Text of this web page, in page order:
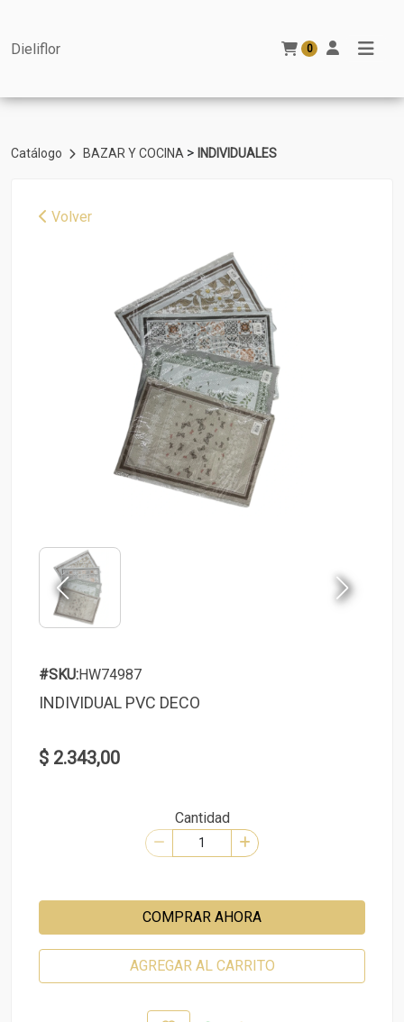
Dieliflor 0
Catálogo BAZAR Y COCINA > INDIVIDUALES
Volver
#SKU:HW74987
INDIVIDUAL PVC DECO
$ 2.343,00
Cantidad
COMPRAR AHORA
AGREGAR AL CARRITO